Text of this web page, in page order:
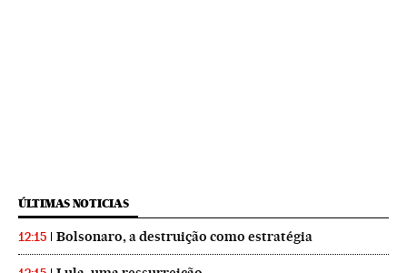
ÚLTIMAS NOTICIAS
12:15 Bolsonaro, a destruição como estratégia